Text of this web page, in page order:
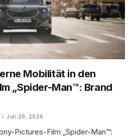
Mobilität in den
„Spider-Man™: Brand
Juli 29, 2026
Pictures-Film „Spider-Man™: